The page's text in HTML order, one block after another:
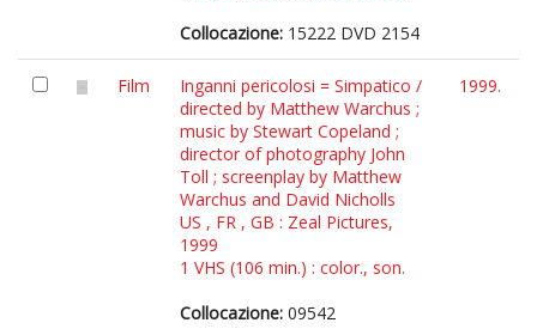
Collocazione: 15222 DVD 2154
Film
Inganni pericolosi = Simpatico /
directed by Matthew Warchus ;
music by Stewart Copeland ;
director of photography John
Toll ; screenplay by Matthew
Warchus and David Nicholls
US , FR , GB : Zeal Pictures,
1999
1 VHS (106 min.) : color., son.
Collocazione: 09542
1999.